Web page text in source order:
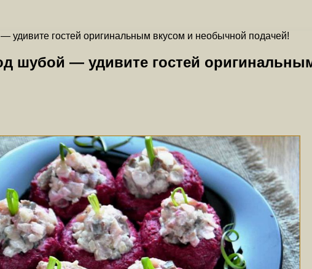
удивите гостей оригинальным вкусом и необычной подачей!
шубой — удивите гостей